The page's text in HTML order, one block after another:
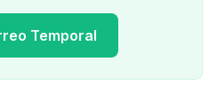
Temporal